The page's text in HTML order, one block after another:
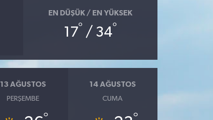
EN DÜŞÜK / EN YÜKSEK
17° / 34°
13 AĞUSTOS
PERŞEMBE
14 AĞUSTOS
CUMA